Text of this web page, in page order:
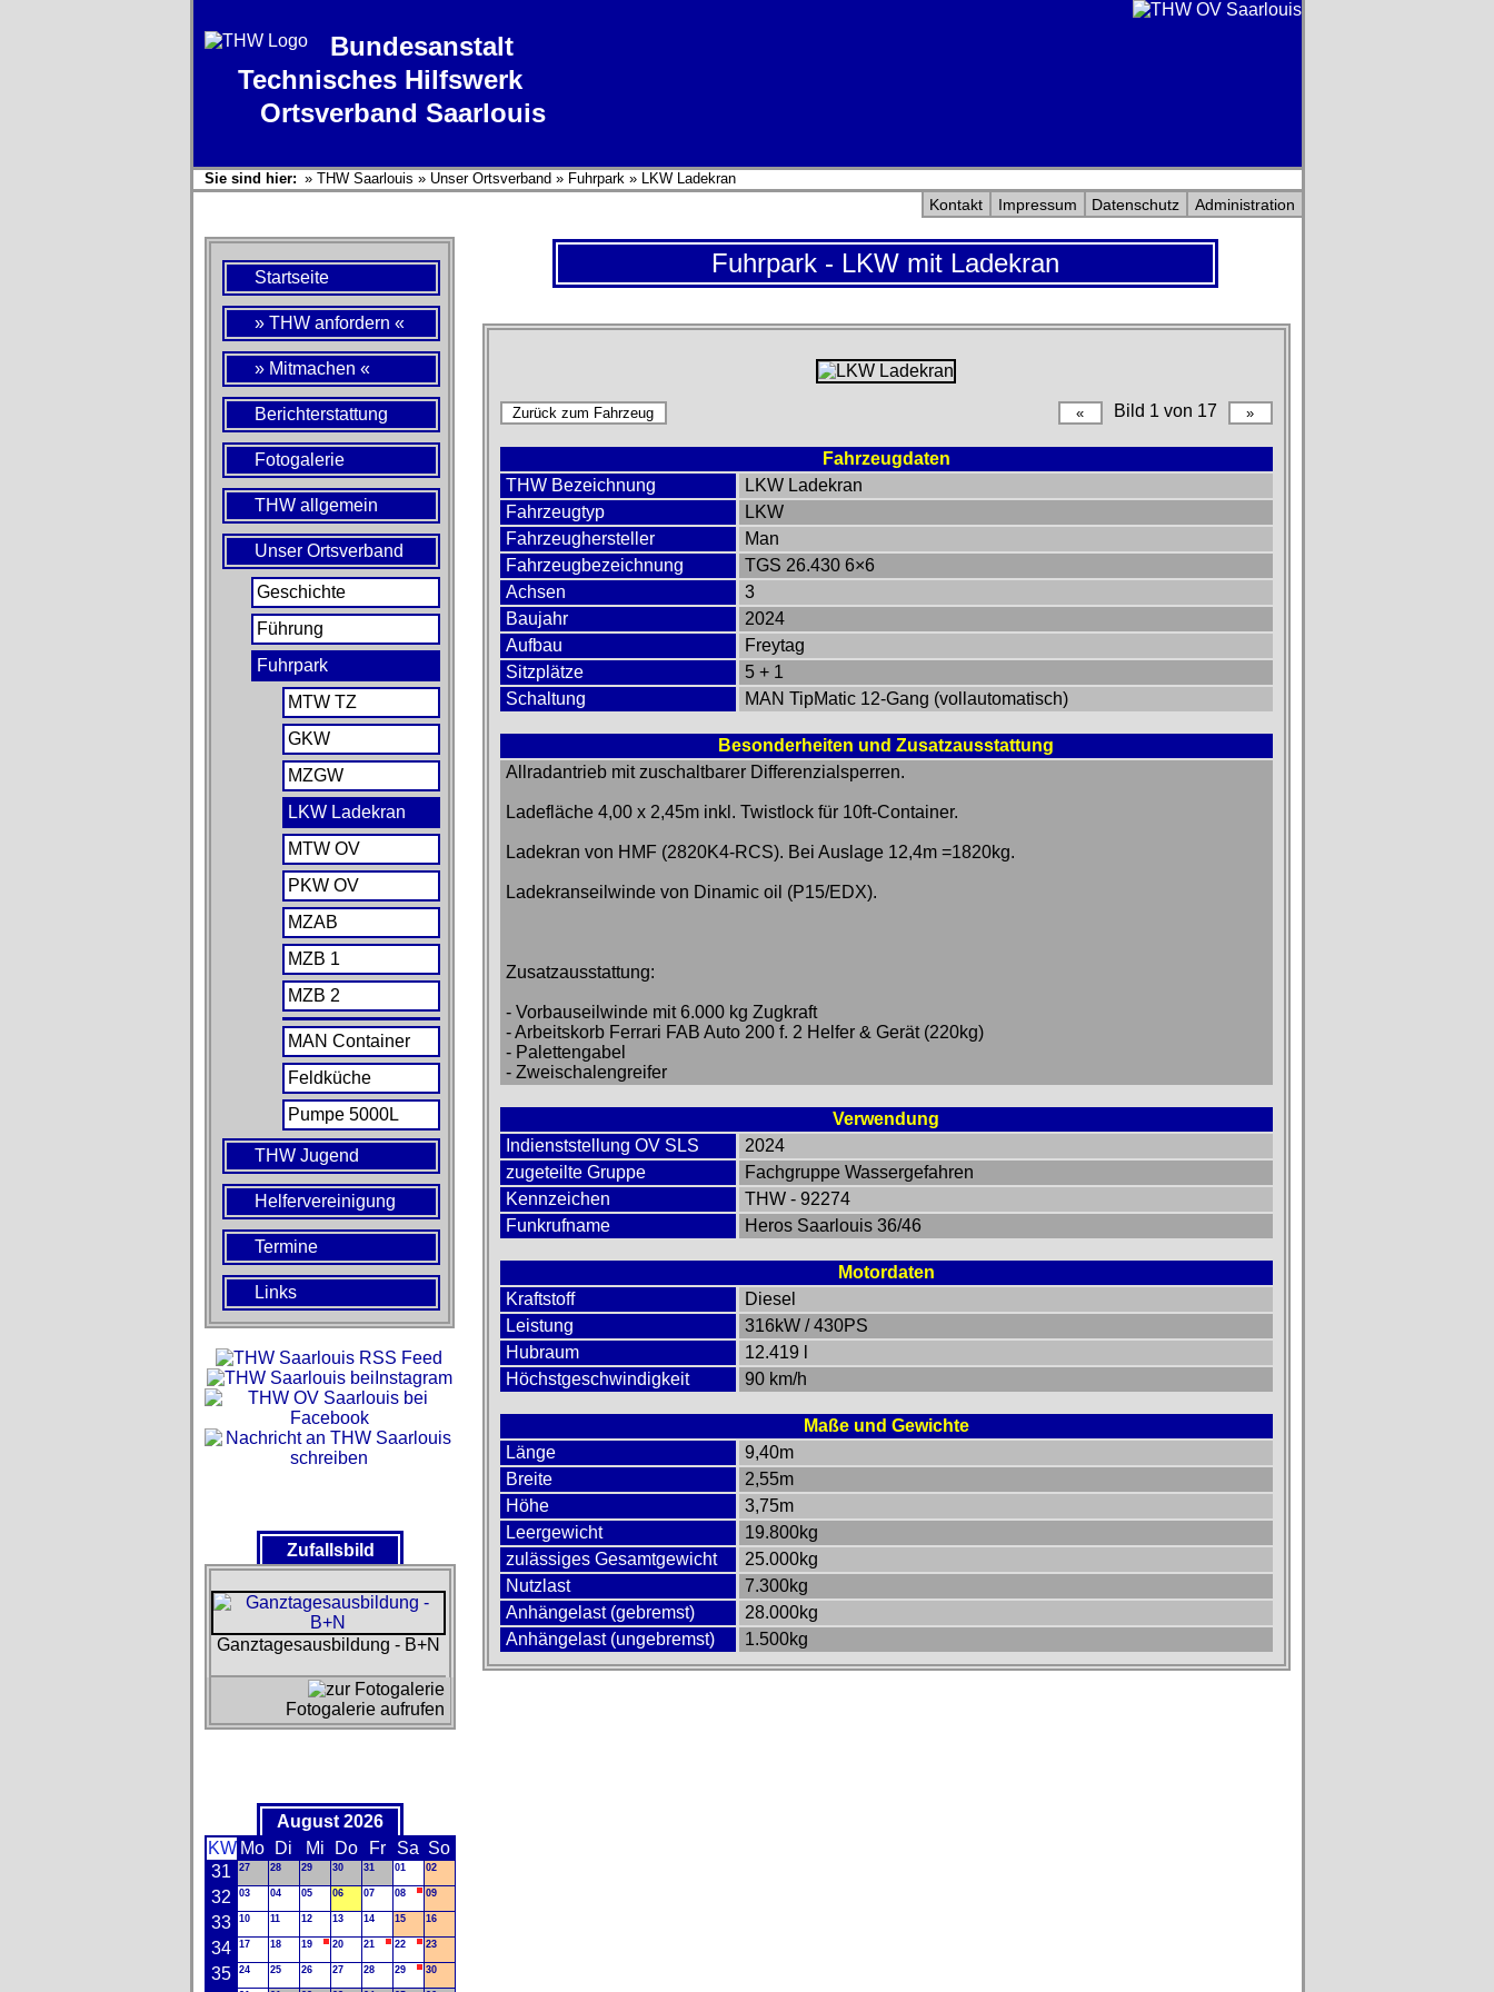
Bundesanstalt
Technisches Hilfswerk
Ortsverband Saarlouis
Sie sind hier: » THW Saarlouis » Unser Ortsverband » Fuhrpark» LKW Ladekran
Kontakt Impressum Datenschutz Administration
Startseite
» THW anfordern «
» Mitmachen «
Berichterstattung
Fotogalerie
THW allgemein
Unser Ortsverband
Geschichte
Führung
Fuhrpark
MTW TZ
GKW
MZGW
LKW Ladekran
MTW OV
PKW OV
MZAB
MZB 1
MZB 2
MAN Container
Feldküche
Pumpe 5000L
THW Jugend
Helfervereinigung
Termine
Links
Zufallsbild
Ganztagesausbildung - B+N
Fotogalerie aufrufen
August 2026
KW Mo Di Mi Do Fr Sa So
31
27 28 29 30 31 01 02
32 03 04 05 06 07 08 09
33 10 11 12 13 14 15 16
34 17 18 19 20 21 22 23
35 24 25 26 27 28 29 30
Fuhrpark - LKW mit Ladekran
Bild 1 von 17
Fahrzeugdaten
THW Bezeichnung
LKW Ladekran
Fahrzeugtyp
LKW
Fahrzeughersteller
Man
Fahrzeugbezeichnung
TGS 26.430 6×6
Achsen
3
Baujahr
2024
Aufbau
Freytag
Sitzplätze
5 + 1
Schaltung
MAN TipMatic 12-Gang (vollautomatisch)
Besonderheiten und Zusatzausstattung
Allradantrieb mit zuschaltbarer Differenzialsperren.
Ladefläche 4,00 x 2,45m inkl. Twistlock für 10ft-Container.
Ladekran von HMF (2820K4-RCS). Bei Auslage 12,4m =1820kg.
Ladekranseilwinde von Dinamic oil (P15/EDX).
Zusatzausstattung:
- Vorbauseilwinde mit 6.000 kg Zugkraft
- Arbeitskorb Ferrari FAB Auto 200 f. 2 Helfer & Gerät (220kg)
- Palettengabel
- Zweischalengreifer
Verwendung
Indienststellung OV SLS
2024
zugeteilte Gruppe
Fachgruppe Wassergefahren
Kennzeichen
THW - 92274
Funkrufname
Heros Saarlouis 36/46
Motordaten
Kraftstoff
Diesel
Leistung
316kW / 430PS
Hubraum
12.419 l
Höchstgeschwindigkeit
90 km/h
Maße und Gewichte
Länge
9,40m
Breite
2,55m
Höhe
3,75m
Leergewicht
19.800kg
zulässiges Gesamtgewicht
25.000kg
Nutzlast
7.300kg
Anhängelast (gebremst)
28.000kg
Anhängelast (ungebremst)
1.500kg